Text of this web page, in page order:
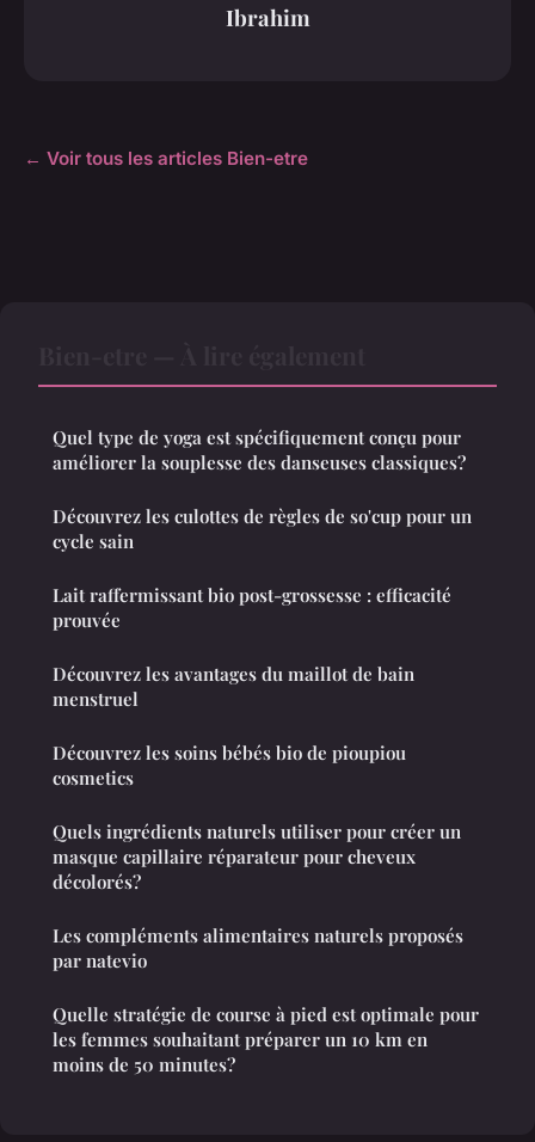
Ibrahim
← Voir tous les articles Bien-etre
Quel type de yoga est spécifiquement conçu pour
améliorer la souplesse des danseuses classiques?
Découvrez les culottes de règles de so'cup pour un
cycle sain
Lait raffermissant bio post-grossesse : efficacité
prouvée
Découvrez les avantages du maillot de bain
menstruel
Découvrez les soins bébés bio de pioupiou
cosmetics
Quels ingrédients naturels utiliser pour créer un
masque capillaire réparateur pour cheveux
décolorés?
Les compléments alimentaires naturels proposés
par natevio
Quelle stratégie de course à pied est optimale pour
les femmes souhaitant préparer un 10 km en
moins de 50 minutes?